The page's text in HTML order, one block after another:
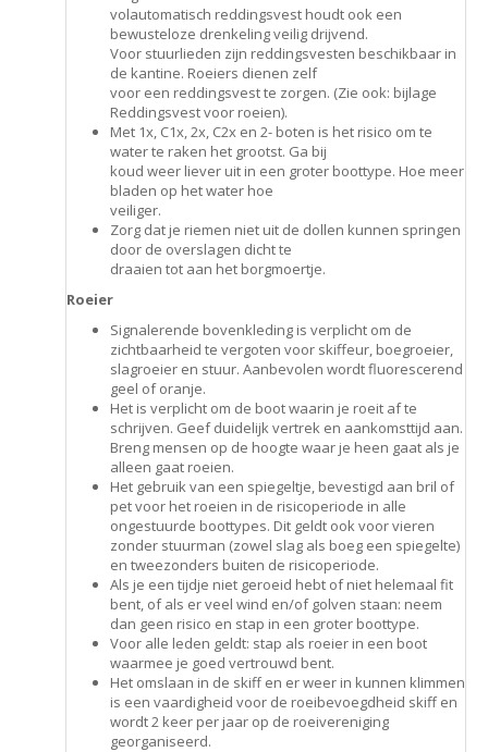
volautomatisch reddingsvest houdt ook een
bewusteloze drenkeling veilig drijvend.
Voor stuurlieden zijn reddingsvesten beschikbaar in
de kantine. Roeiers dienen zelf
voor een reddingsvest te zorgen. (Zie ook: bijlage
Reddingsvest voor roeien).
Met 1x, C1x, 2x, C2x en 2- boten is het risico om te
water te raken het grootst. Ga bij
koud weer liever uit in een groter boottype. Hoe meer
bladen op het water hoe
veiliger.
Zorg dat je riemen niet uit de dollen kunnen springen
door de overslagen dicht te
draaien tot aan het borgmoertje.
Roeier
Signalerende bovenkleding is verplicht om de
zichtbaarheid te vergoten voor skiffeur, boegroeier,
slagroeier en stuur. Aanbevolen wordt fluorescerend
geel of oranje.
Het is verplicht om de boot waarin je roeit af te
schrijven. Geef duidelijk vertrek en aankomsttijd aan.
Breng mensen op de hoogte waar je heen gaat als je
alleen gaat roeien.
Het gebruik van een spiegeltje, bevestigd aan bril of
pet voor het roeien in de risicoperiode in alle
ongestuurde boottypes. Dit geldt ook voor vieren
zonder stuurman (zowel slag als boeg een spiegelte)
en tweezonders buiten de risicoperiode.
Als je een tijdje niet geroeid hebt of niet helemaal fit
bent, of als er veel wind en/of golven staan: neem
dan geen risico en stap in een groter boottype.
Voor alle leden geldt: stap als roeier in een boot
waarmee je goed vertrouwd bent.
Het omslaan in de skiff en er weer in kunnen klimmen
is een vaardigheid voor de roeibevoegdheid skiff en
wordt 2 keer per jaar op de roeivereniging
georganiseerd.